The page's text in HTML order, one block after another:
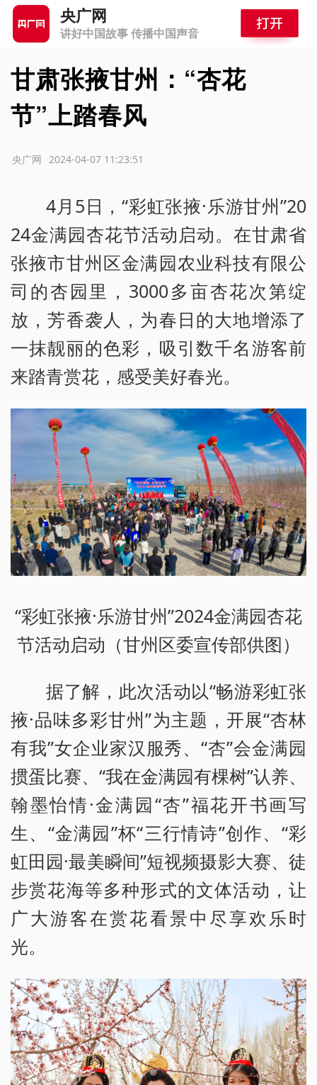
央广网
讲好中国故事 传播中国声音
甘肃张掖甘州：“杏花
节”上踏春风
2024-04-07 11:23:51
央广网
4月5日，“彩虹张掖·乐游甘州”20
24金满园杏花节活动启动。在甘肃省
张掖市甘州区金满园农业科技有限公
司的杏园里，3000多亩杏花次第绽
放，芳香袭人，为春日的大地增添了
一抹靓丽的色彩，吸引数千名游客前
来踏青赏花，感受美好春光。
“彩虹张掖·乐游甘州”2024金满园杏花
节活动启动（甘州区委宣传部供图）
据了解，此次活动以“畅游彩虹张
掖·品味多彩甘州”为主题，开展“杏林
有我”女企业家汉服秀、“杏”会金满园
掼蛋比赛、“我在金满园有棵树”认养、
翰墨怡情·金满园“杏”福花开书画写
生、“金满园”杯“三行情诗”创作、“彩
虹田园·最美瞬间”短视频摄影大赛、徒
步赏花海等多种形式的文体活动，让
广大游客在赏花看景中尽享欢乐时
光。